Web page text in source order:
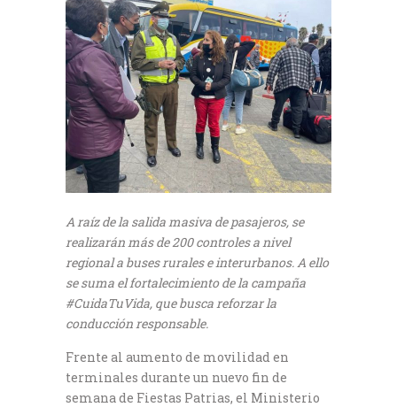
A raíz de la salida masiva de pasajeros, se
realizarán más de 200 controles a nivel
regional a buses rurales e interurbanos. A ello
se suma el fortalecimiento de la campaña
#CuidaTuVida, que busca reforzar la
conducción responsable.
Frente al aumento de movilidad en
terminales durante un nuevo fin de
semana de Fiestas Patrias, el Ministerio